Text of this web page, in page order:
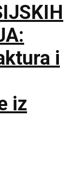
i
iz